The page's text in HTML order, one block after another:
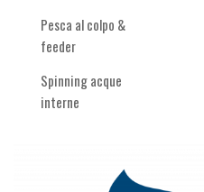
Pesca al colpo &
feeder
Spinning acque
interne